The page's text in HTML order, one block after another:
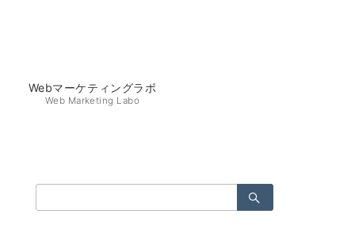
Webマーケティングラボ
Web Marketing Labo
索：